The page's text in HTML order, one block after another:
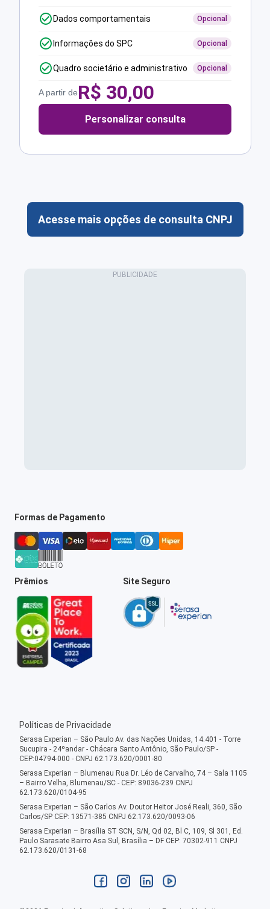
Dados comportamentais Opcional
Informações do SPC Opcional
Quadro societário e administrativo Opcional
A partir deR$ 30,00
Personalizar consulta
Acesse mais opções de consulta CNPJ
Formas de Pagamento
Prêmios Site Seguro
Políticas de Privacidade
Serasa Experian – São Paulo Av. das Nações Unidas, 14.401 - Torre
Sucupira - 24ºandar - Chácara Santo Antônio, São Paulo/SP -
CEP:04794-000 - CNPJ 62.173.620/0001-80
Serasa Experian – Blumenau Rua Dr. Léo de Carvalho, 74 – Sala 1105
– Bairro Velha, Blumenau/SC - CEP: 89036-239 CNPJ
62.173.620/0104-95
Serasa Experian – São Carlos Av. Doutor Heitor José Reali, 360, São
Carlos/SP CEP: 13571-385 CNPJ 62.173.620/0093-06
Serasa Experian – Brasília ST SCN, S/N, Qd 02, Bl C, 109, Sl 301, Ed.
Paulo Sarasate Bairro Asa Sul, Brasília – DF CEP: 70302-911 CNPJ
62.173.620/0131-68